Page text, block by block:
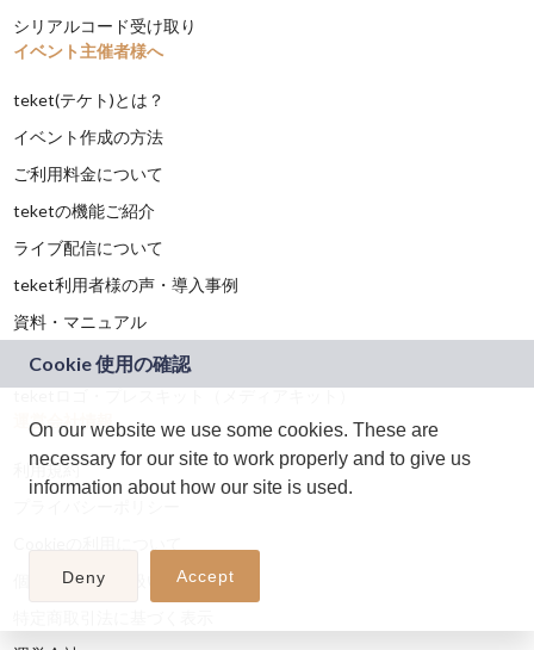
シリアルコード受け取り
イベント主催者様へ
teket(テケト)とは？
イベント作成の方法
ご利用料金について
teketの機能ご紹介
ライブ配信について
teket利用者様の声・導入事例
資料・マニュアル
登録済み劇場・ホール一覧
運営会社情報
利用規約
個人情報の取り扱いについて
On our website we use some cookies. These are
necessary for our site to work properly and to give us
information about how our site is used.
Deny Accept